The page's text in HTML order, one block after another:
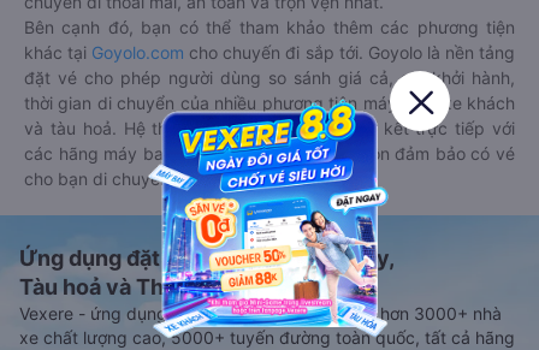
Bên cạnh đó, bạn có thể tham khảo thêm các phương tiện
khác tại Goyolo.com cho chuyến đi sắp tới. Goyolo là nền tảng
đặt vé cho phép người dùng so sánh giá cả, giờ khởi hành,
thời gian di chuyển của nhiều phương tiện máy bay, xe khách
và tàu hoả. Hệ thống của Goyolo được liên kết trực tiếp với
các hãng máy bay, xe khách và tàu hoả, luôn đảm bảo có vé
cho bạn di chuyển.
Ứng dụng đặt vé Xe khách, Máy bay,
Tàu hoả và Thuê xe
Vexere - ứng dụng đặt vé đa phương tiện với hơn 3000+ nhà
xe chất lượng cao, 5000+ tuyến đường toàn quốc, tất cả hãng